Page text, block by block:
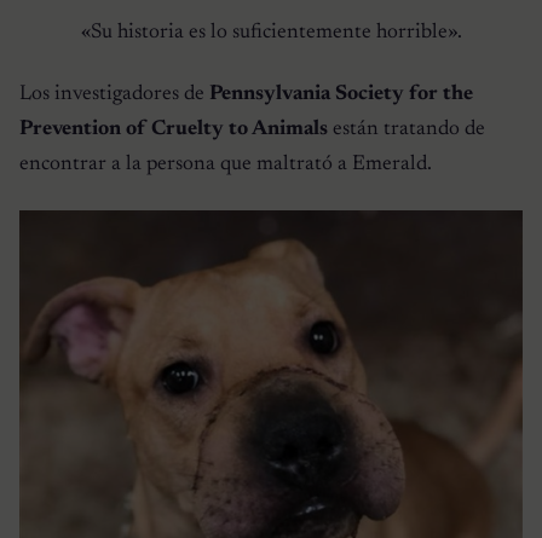
«Su historia es lo suficientemente horrible».
Los investigadores de Pennsylvania Society for the
Prevention of Cruelty to Animals están tratando de
encontrar a la persona que maltrató a Emerald.